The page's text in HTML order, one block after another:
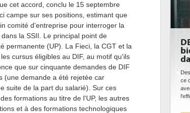
cet accord, conclu le 15 septembre
campe sur ses positions, estimant que
comité d'entreprise pour interroger la
la SSII. Le principal point de
permanente (UP). La Fieci, la CGT et la
cursus éligibles au DIF, au motif qu'ils
que sur cinquante demandes de DIF
(une demande a été rejetée car
suite de la part du salarié). Sur ces
formations au titre de l'UP, les autres
et à des formations technologiques
ce